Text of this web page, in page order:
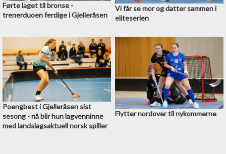
Førte laget til bronse -
trenerduoen ferdige i Gjelleråsen
Vi får se mor og datter sammen i
eliteserien
Poengbest i Gjelleråsen sist
sesong - nå blir hun lagvenninne
med landslagsaktuell norsk spiller
Flytter nordover til nykommerne